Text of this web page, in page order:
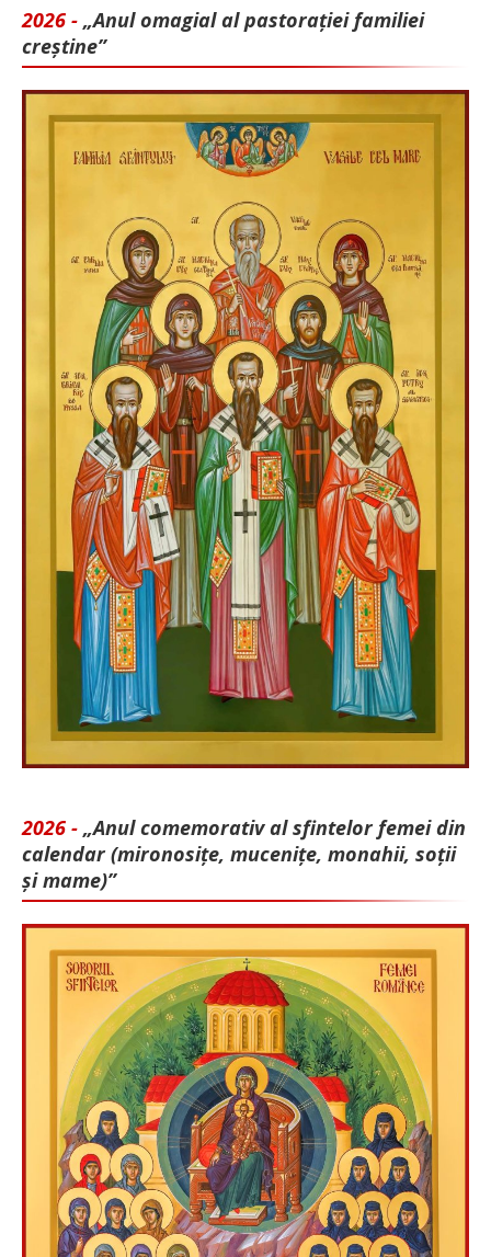
2026 - „Anul omagial al pastorației familiei
creștine”
2026 - „Anul comemorativ al sfintelor femei din
calendar (mironosițe, mu­cenițe, monahii, soții
și mame)”